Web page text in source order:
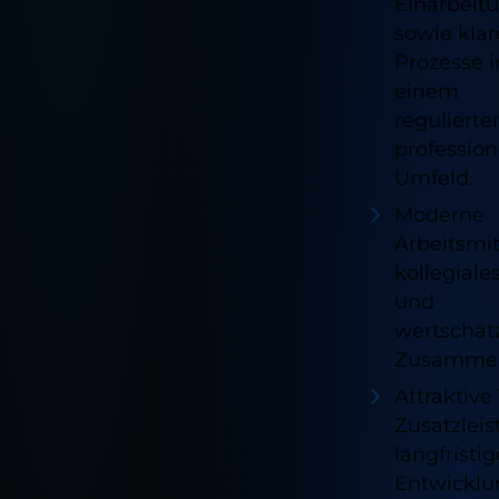
sowie
Prozesse
einem
Umfeld.
Moderne
und
Attraktive